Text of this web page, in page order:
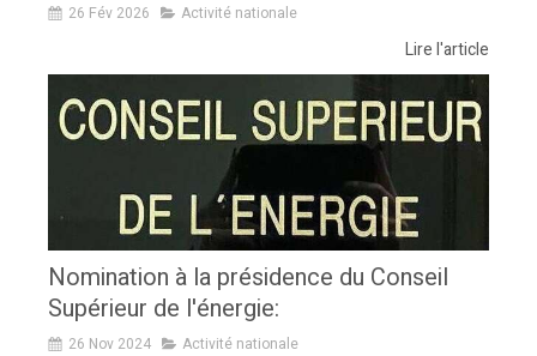
26 Fév 2026 Activité nationale
Lire l'article
Nomination à la présidence du Conseil
Supérieur de l'énergie:
26 Nov 2024 Activité nationale